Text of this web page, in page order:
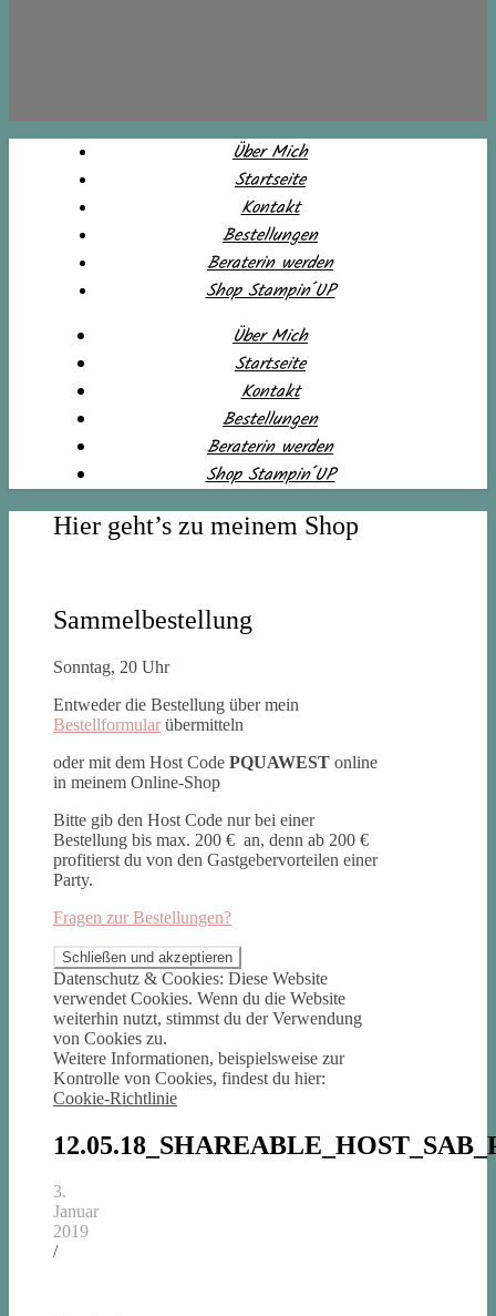
Über Mich
Startseite
Kontakt
Bestellungen
Beraterin werden
Shop Stampin´UP
Über Mich
Startseite
Kontakt
Bestellungen
Beraterin werden
Shop Stampin´UP
Hier geht’s zu meinem Shop
Sammelbestellung
Sonntag, 20 Uhr
Entweder die Bestellung über mein
Bestellformular übermitteln
oder mit dem Host Code PQUAWEST online
in meinem Online-Shop
Bitte gib den Host Code nur bei einer
Bestellung bis max. 200 € an, denn ab 200 €
profitierst du von den Gastgebervorteilen einer
Party.
Fragen zur Bestellungen?
Datenschutz & Cookies: Diese Website
verwendet Cookies. Wenn du die Website
weiterhin nutzt, stimmst du der Verwendung
von Cookies zu.
Weitere Informationen, beispielsweise zur
Kontrolle von Cookies, findest du hier:
Cookie-Richtlinie
3.
Januar
2019
/